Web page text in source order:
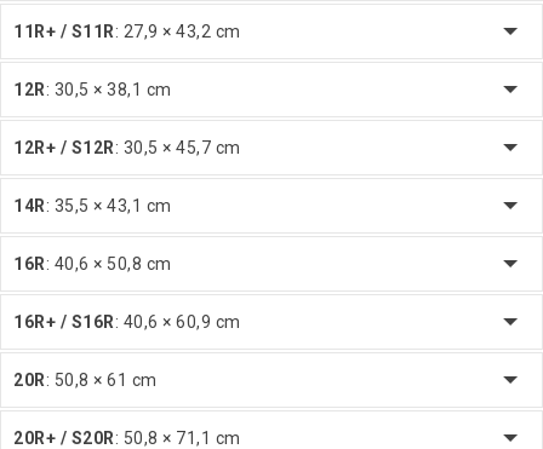
11R+ / S11R: 27,9 × 43,2 cm
12R: 30,5 × 38,1 cm
12R+ / S12R: 30,5 × 45,7 cm
14R: 35,5 × 43,1 cm
16R: 40,6 × 50,8 cm
16R+ / S16R: 40,6 × 60,9 cm
20R: 50,8 × 61 cm
20R+ / S20R: 50,8 × 71,1 cm